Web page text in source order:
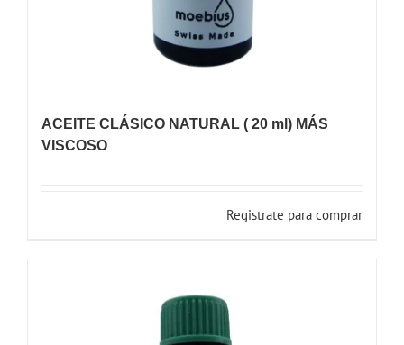
ACEITE CLÁSICO NATURAL ( 20 ml) MÁS
VISCOSO
Registrate para comprar